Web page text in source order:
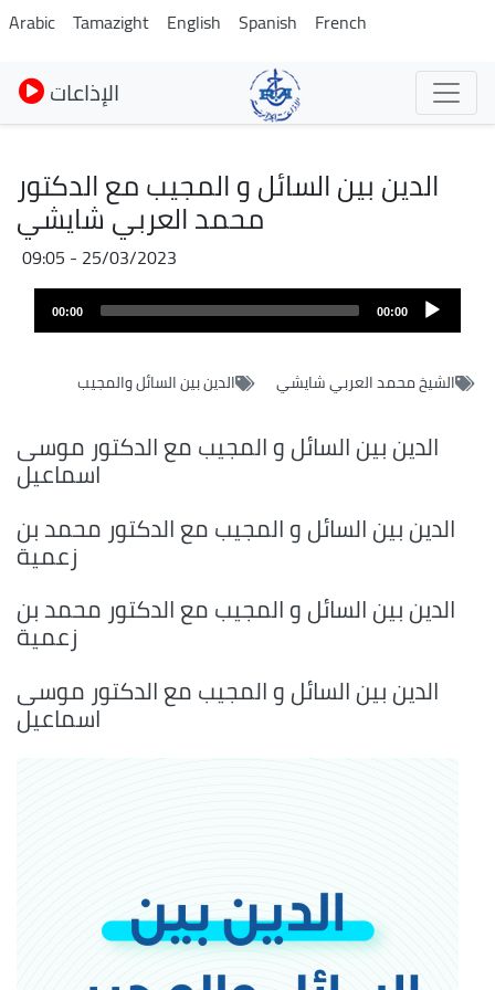
Pasar
al
contenido
principal
Arabic Tamazight English Spanish French
الإذاعات
الدين بين السائل و المجيب مع الدكتور
محمد العربي شايشي
25/03/2023 - 09:05
00:00
00:00
الشيخ محمد العربي شايشي الدين بين السائل والمجيب
الدين بين السائل و المجيب مع الدكتور موسى
اسماعيل
الدين بين السائل و المجيب مع الدكتور محمد بن
زعمية
الدين بين السائل و المجيب مع الدكتور محمد بن
زعمية
الدين بين السائل و المجيب مع الدكتور موسى
اسماعيل